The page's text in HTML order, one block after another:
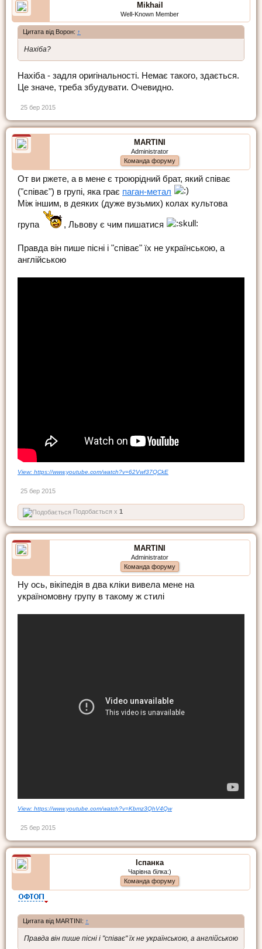
Mikhail
Well-Known Member
Цитата від Ворон: ↑
Нахіба?
Нахіба - задля оригінальності. Немає такого, здається.
Це значе, треба збудувати. Очевидно.
25 бер 2015
MARTINI
Administrator
Команда форуму
От ви ржете, а в мене є троюрідний брат, який співає
("співає") в групі, яка грає паган-метал
Між іншим, в деяких (дуже вузьмих) колах культова
група , Львову є чим пишатися
Правда він пише пісні і "співає" їх не українською, а
англійською
View: https://www.youtube.com/watch?v=62Vwf37QCkE
25 бер 2015
Подобається x 1
MARTINI
Administrator
Команда форуму
Ну ось, вікіпедія в два кліки вивела мене на
україномовну групу в такому ж стилі
View: https://www.youtube.com/watch?v=Kbmz3QhV4Qw
25 бер 2015
Іспанка
Чарівна білка:)
Команда форуму
Цитата від MARTINI: ↑
Правда він пише пісні і "співає" їх не українською, а англійською